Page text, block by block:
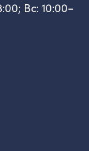
Вс: 10:00–